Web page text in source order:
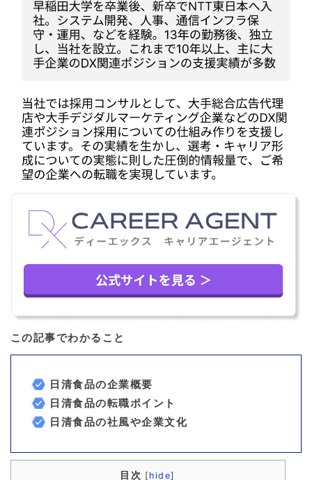
この記事でわかること
日清食品の企業概要
日清食品の転職ポイント
日清食品の社風や企業文化
目次 [ hide]